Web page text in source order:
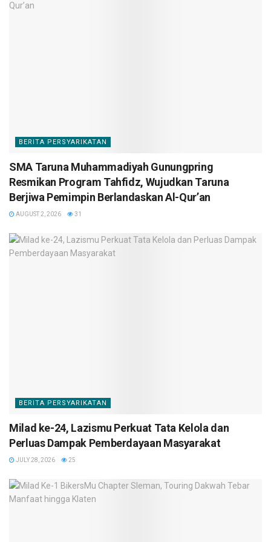
BERITA PERSYARIKATAN
SMA Taruna Muhammadiyah Gunungpring
Resmikan Program Tahfidz, Wujudkan Taruna
Berjiwa Pemimpin Berlandaskan Al-Qur’an
AUGUST 2, 2026 31
BERITA PERSYARIKATAN
Milad ke-24, Lazismu Perkuat Tata Kelola dan
Perluas Dampak Pemberdayaan Masyarakat
JULY 28, 2026 25